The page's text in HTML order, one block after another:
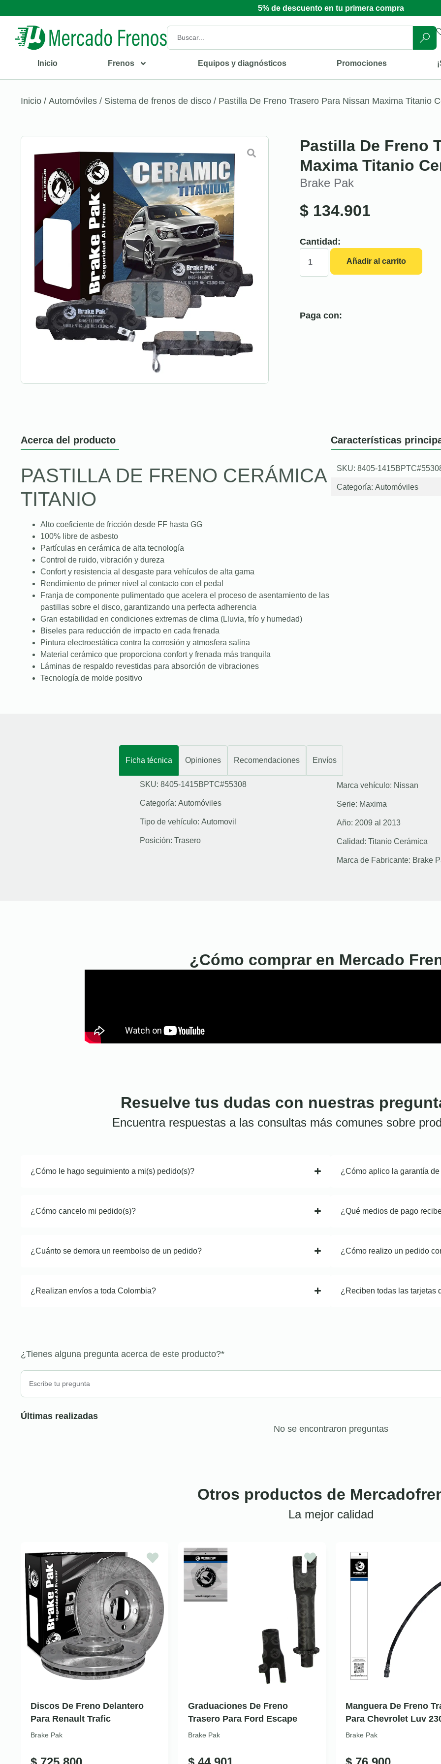
5% de descuento en tu primera compra
Inicio Frenos Equipos y diagnósticos Promociones
Inicio / Automóviles / Sistema de frenos de disco / Pastilla De Freno Trasero Para Nissan Maxima Titanio
Pastilla De Freno
Maxima Titanio
Brake Pak
$ 134.901
Cantidad:
Añadir al carrito
Paga con:
Acerca del producto
PASTILLA DE FRENO CERÁMICA
TITANIO
Alto coeficiente de fricción desde FF hasta GG
100% libre de asbesto
Partículas en cerámica de alta tecnología
Control de ruido, vibración y dureza
Confort y resistencia al desgaste para vehículos de alta gama
Rendimiento de primer nivel al contacto con el pedal
Franja de componente pulimentado que acelera el proceso de asentamiento de las
pastillas sobre el disco, garantizando una perfecta adherencia
Gran estabilidad en condiciones extremas de clima (Lluvia, frío y humedad)
Biseles para reducción de impacto en cada frenada
Pintura electroestática contra la corrosión y atmosfera salina
Material cerámico que proporciona confort y frenada más tranquila
Láminas de respaldo revestidas para absorción de vibraciones
Tecnología de molde positivo
Características
SKU: 8405-
Categoría: Automóviles
Ficha técnica Opiniones Recomendaciones Envíos
SKU: 8405-1415BPTC#55308
Categoría: Automóviles
Tipo de vehículo: Automovil
Posición: Trasero
Marca vehículo: Nissan
Serie: Maxima
Año: 2009 al 2013
Calidad: Titanio Cerámica
Marca de Fabricante: Brake
¿Cómo comprar en Mercado
Resuelve tus dudas con nuestras
Encuentra respuestas a las consultas más comunes sobre
¿Cómo le hago seguimiento a mi(s) pedido(s)?
¿Cómo cancelo mi pedido(s)?
¿Cuánto se demora un reembolso de un pedido?
¿Realizan envíos a toda Colombia?
¿Cómo aplico la garantía
¿Qué medios de pago
¿Cómo realizo un pedido
¿Reciben todas las tarjetas
¿Tienes alguna pregunta acerca de este producto?*
Últimas realizadas
No se encontraron preguntas
Otros productos de
La mejor calidad
Discos De Freno Delantero
Para Renault Trafic
Brake Pak
Graduaciones De Freno
Trasero Para Ford Escape
Brake Pak
Manguera De Freno
Para Chevrolet Luv
Brake Pak